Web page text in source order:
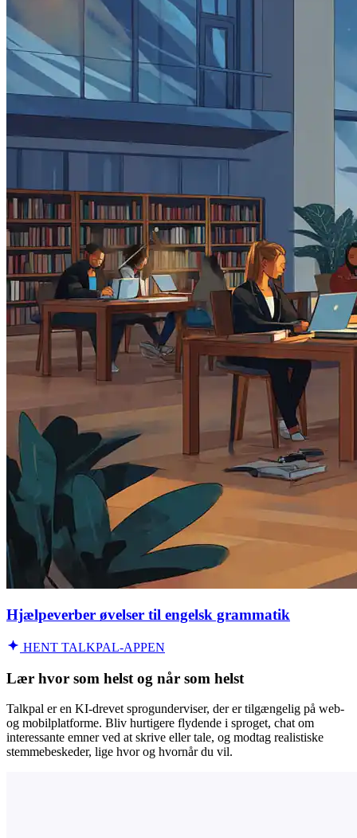
Hjælpeverber øvelser til engelsk grammatik
HENT TALKPAL-APPEN
Lær hvor som helst og når som helst
Talkpal er en KI-drevet sprogunderviser, der er tilgængelig på web-
og mobilplatforme. Bliv hurtigere flydende i sproget, chat om
interessante emner ved at skrive eller tale, og modtag realistiske
stemmebeskeder, lige hvor og hvornår du vil.